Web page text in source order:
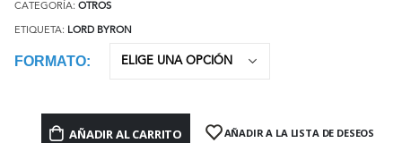
CATEGORÍA: OTROS
ETIQUETA: LORD BYRON
FORMATO
AÑADIR AL CARRITO AÑADIR A LA LISTA DE DESEOS